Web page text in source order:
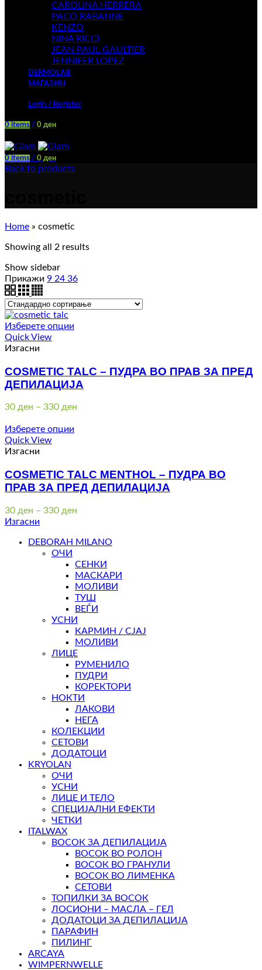
CAROLINA HERRERA
PACO RABANNE
KENZO
NINA RICCI
JEAN PAUL GAULTIER
JENNIFER LOPEZ
DERMOLAB
МАГАЗИН
Login / Register
0 items / 0 ден
0 items / 0 ден
Back to products
Home » cosmetic
Showing all 2 results
Show sidebar
Прикажи 9 24 36
Изберете опции
Quick View
Изгасни
COSMETIC TALC – ПУДРА ВО ПРАВ ЗА ПРЕД
ДЕПИЛАЦИЈА
30 ден – 330 ден
Изберете опции
Quick View
Изгасни
COSMETIC TALC MENTHOL – ПУДРА ВО
ПРАВ ЗА ПРЕД ДЕПИЛАЦИЈА
30 ден – 330 ден
through
Изгасни
DEBORAH MILANO
ОЧИ
СЕНКИ
МАСКАРИ
МОЛИВИ
ТУШ
ВЕЃИ
УСНИ
КАРМИН / СЈАЈ
МОЛИВИ
ЛИЦЕ
РУМЕНИЛО
ПУДРИ
КОРЕКТОРИ
НОКТИ
ЛАКОВИ
НЕГА
КОЛЕКЦИИ
СЕТОВИ
ДОДАТОЦИ
KRYOLAN
ОЧИ
УСНИ
ЛИЦЕ И ТЕЛО
СПЕЦИЈАЛНИ ЕФЕКТИ
ЧЕТКИ
ITALWAX
ВОСОК ЗА ДЕПИЛАЦИЈА
ВОСОК ВО РОЛОН
ВОСОК ВО ГРАНУЛИ
ВОСОК ВО ЛИМЕНКА
СЕТОВИ
ТОПИЛКИ ЗА ВОСОК
ЛОСИОНИ – МАСЛА – ГЕЛ
ДОДАТОЦИ ЗА ДЕПИЛАЦИЈА
ПАРАФИН
ПИЛИНГ
ARCAYA
WIMPERNWELLE